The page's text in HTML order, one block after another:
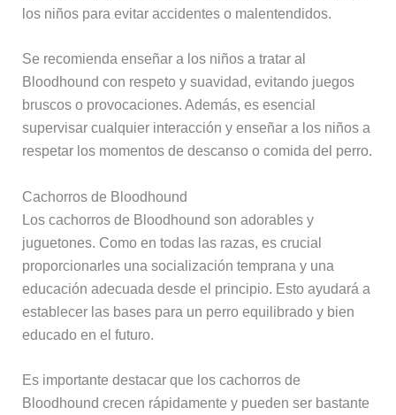
los niños para evitar accidentes o malentendidos.
Se recomienda enseñar a los niños a tratar al
Bloodhound con respeto y suavidad, evitando juegos
bruscos o provocaciones. Además, es esencial
supervisar cualquier interacción y enseñar a los niños a
respetar los momentos de descanso o comida del perro.
Cachorros de Bloodhound
Los cachorros de Bloodhound son adorables y
juguetones. Como en todas las razas, es crucial
proporcionarles una socialización temprana y una
educación adecuada desde el principio. Esto ayudará a
establecer las bases para un perro equilibrado y bien
educado en el futuro.
Es importante destacar que los cachorros de
Bloodhound crecen rápidamente y pueden ser bastante